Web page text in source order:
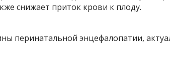
снижает приток крови к плоду.